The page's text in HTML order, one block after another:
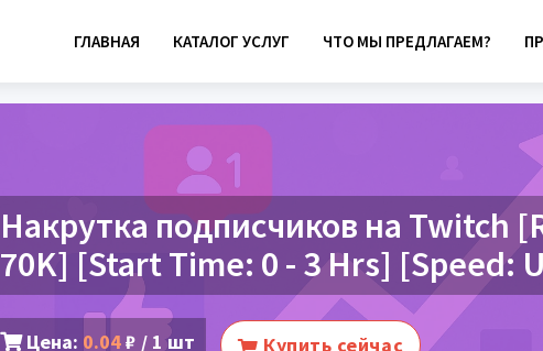
ГЛАВНАЯ КАТАЛОГ УСЛУГ ЧТО МЫ ПРЕДЛАГАЕМ?
Накрутка подписчиков на Twitch
70K] [Start Time: 0 - 3 Hrs] [Speed:
Цена: 0.04₽ / 1 шт Купить сейчас